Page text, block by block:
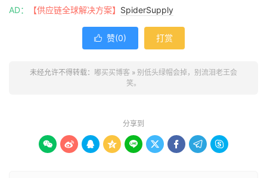
AD： 【供应链全球解决方案】 SpiderSupply
 赞(0) 打赏
未经允许不得转载： 嘟买买博客 » 别低头绿帽会掉，别流泪老王会
笑。
分享到
        